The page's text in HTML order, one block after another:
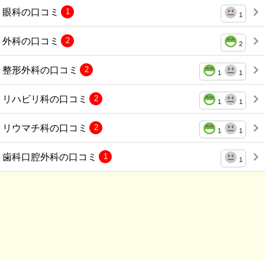
眼科の口コミ 1
1
外科の口コミ 2
2
整形外科の口コミ 1 1
2
リハビリ科の口コミ 1 1
2
リウマチ科の口コミ 1 1
2
歯科口腔外科の口コミ 1
1